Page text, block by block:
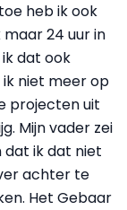
heb ik ook
24 uur in
dat ook
niet meer op
projecten uit
Mijn vader zei
dat ik dat niet
achter te
Het Gebaar